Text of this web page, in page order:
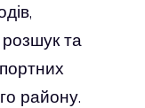
та
району.